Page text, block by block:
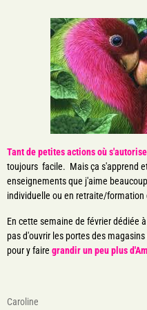
Tant de petites actions où
toujours facile. Mais ça s'apprend
enseignements que j'aime
individuelle ou en retraite/formation
En cette semaine de février dédiée
pas d'ouvrir les portes des
pour y faire grandir un peu plus
Caroline